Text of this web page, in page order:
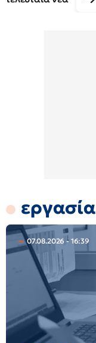
εργασία
07.08.2026 - 16:39